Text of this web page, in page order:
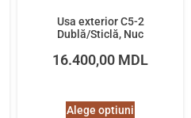
Usa exterior C5-2
Dublă/Sticlă, Nuc
16.400,00 MDL
Alege optiuni